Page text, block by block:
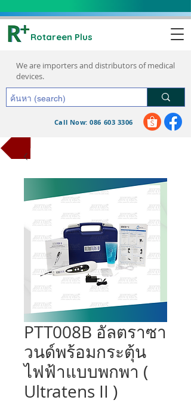
Rotareen Plus
We are importers and distributors of medical
devices.
Call Now: 086 603 3306
PTT008B อัลตราซา
วนด์พร้อมกระตุ้น
ไฟฟ้าแบบพกพา (
Ultratens II )